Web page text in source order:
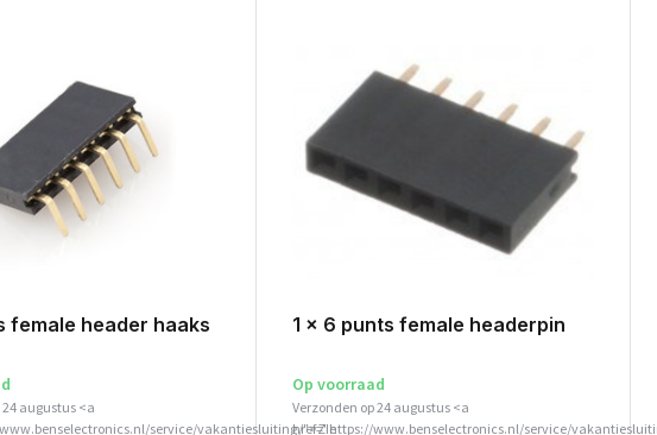
female header haaks
augustus <a
service/vakantiesluiting/">Zie
1 x 6 punts female headerpin
Op voorraad
Verzonden op 24 augustus <a
href="https://www.benselectronics.nl/service/